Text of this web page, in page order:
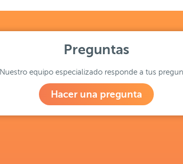
Preguntas
Nuestro equipo especializado responde a tus
Hacer una pregunta